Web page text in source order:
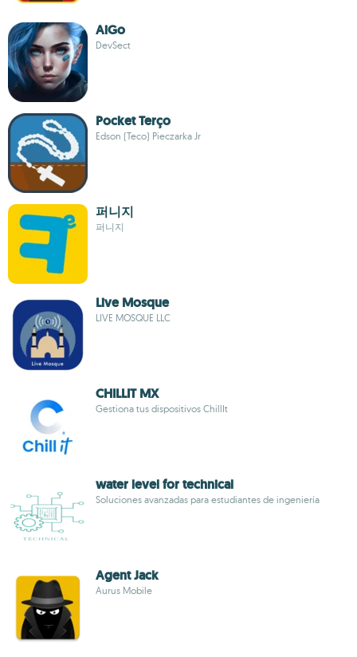
AiGo
DevSect
Pocket Terço
Edson (Teco) Pieczarka Jr
퍼니지
퍼니지
Live Mosque
LIVE MOSQUE LLC
CHILLIT MX
Gestiona tus dispositivos ChillIt
water level for technical
Soluciones avanzadas para estudiantes de ingeniería
Agent Jack
Aurus Mobile